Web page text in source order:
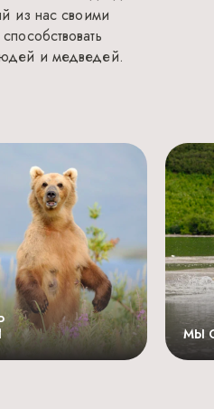
из нас своими
и медведей.
ПРАВДА
к соседству
и их жилища,
не привлекать
не провоцировать.
МЫ